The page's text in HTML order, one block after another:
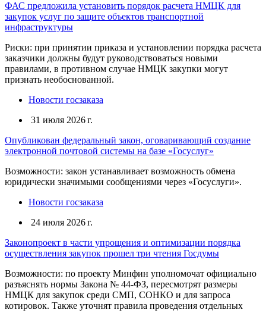
ФАС предложила установить порядок расчета НМЦК для
закупок услуг по защите объектов транспортной
инфраструктуры
Риски: при принятии приказа и установлении порядка расчета
заказчики должны будут руководствоваться новыми
правилами, в противном случае НМЦК закупки могут
признать необоснованной.
Новости госзаказа
31 июля 2026 г.
Опубликован федеральный закон, оговаривающий создание
электронной почтовой системы на базе «Госуслуг»
Возможности: закон устанавливает возможность обмена
юридически значимыми сообщениями через «Госуслуги».
Новости госзаказа
24 июля 2026 г.
Законопроект в части упрощения и оптимизации порядка
осуществления закупок прошел три чтения Госдумы
Возможности: по проекту Минфин уполномочат официально
разъяснять нормы Закона № 44-ФЗ, пересмотрят размеры
НМЦК для закупок среди СМП, СОНКО и для запроса
котировок. Также уточнят правила проведения отдельных